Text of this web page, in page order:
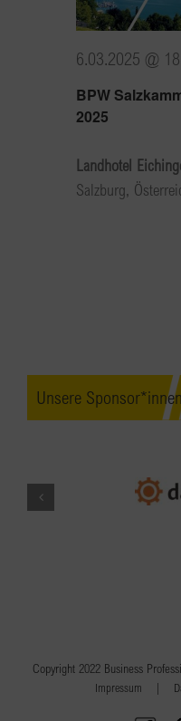
BPW
2025
6.03.2025 @
Landhotel
Salzburg,
Unsere Sponsor*innen
Copyright 2022 Business
Impressum |